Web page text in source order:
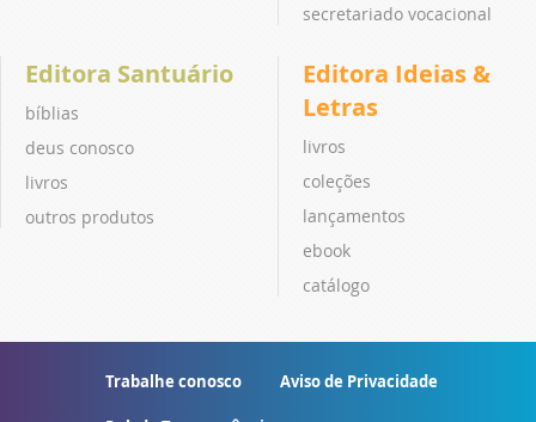
secretariado vocacional
Editora Santuário
bíblias
deus conosco
livros
outros produtos
Editora Ideias &
Letras
livros
coleções
lançamentos
ebook
catálogo
Trabalhe conosco Aviso de Privacidade